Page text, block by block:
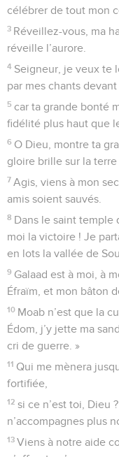
célébrer de tout mon
3 Réveillez-vous, ma
réveille l’aurore.
4 Seigneur, je veux te
par mes chants devant
5 car ta grande bonté
fidélité plus haut que
6 O Dieu, montre ta
gloire brille sur la
7 Agis, viens à mon
amis soient sauvés.
8 Dans le saint temple
moi la victoire ! Je
en lots la vallée de
9 Galaad est à moi, à
Éfraïm, et mon bâton
10 Moab n’est que la
Édom, j’y jette ma
cri de guerre. »
11 Qui me mènera
fortifiée,
12 si ce n’est toi, Dieu
n’accompagnes plus
13 Viens à notre aide